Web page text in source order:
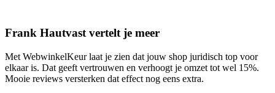
Frank Hautvast vertelt je meer
Met WebwinkelKeur laat je zien dat jouw shop juridisch top voor
elkaar is. Dat geeft vertrouwen en verhoogt je omzet tot wel 15%.
Mooie reviews versterken dat effect nog eens extra.